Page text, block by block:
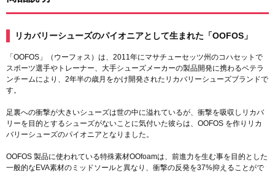
リカバリーシューズのパイオニアとして生まれた「OOFOS」
「OOFOS」（ウーフォス）は、2011年にマサチューセッツ州のコハセットで
スポーツ選手やトレーナー、大手シューズメーカーの製品開発に携わるベテラ
ンチームにより、2年半の歳月をかけ開発されたリカバリーシューズブランドで
す。
足裏への衝撃が大きいシューズは世の中に溢れているが、衝撃を吸収しリカバ
リーを目的とするシューズがないことに気付いた彼らは、OOFOS を作りリカ
バリーシューズのパイオニアとなりました。
OOFOS 製品に使われている特殊素材OOfoamは、前進力を生む事を目的とした
一般的なEVA素材のミッドソールと異なり、衝撃の反発を37%抑えることがで